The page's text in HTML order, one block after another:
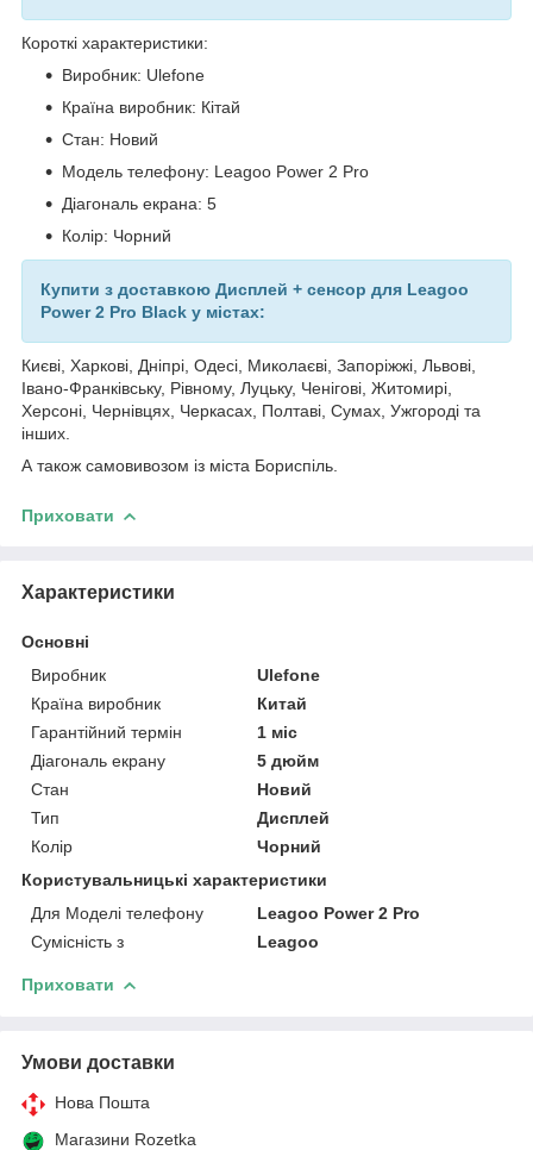
Короткі характеристики:
Виробник: Ulefone
Країна виробник: Кітай
Стан: Новий
Модель телефону: Leagoo Power 2 Pro
Діагональ екрана: 5
Колір: Чорний
Купити з доставкою Дисплей + сенсор для Leagoo
Power 2 Pro Black у містах:
Києві, Харкові, Дніпрі, Одесі, Миколаєві, Запоріжжі, Львові,
Івано-Франківську, Рівному, Луцьку, Ченігові, Житомирі,
Херсоні, Чернівцях, Черкасах, Полтаві, Сумах, Ужгороді та
інших.
А також самовивозом із міста Бориспіль.
Приховати
Характеристики
Основні
Виробник
Ulefone
Країна виробник
Китай
Гарантійний термін
1 міс
Діагональ екрану
5 дюйм
Стан
Новий
Тип
Дисплей
Колір
Чорний
Користувальницькі характеристики
Для Моделі телефону
Leagoo Power 2 Pro
Сумісність з
Leagoo
Приховати
Умови доставки
Нова Пошта
Магазини Rozetka